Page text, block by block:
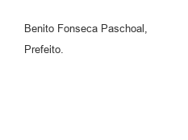
Benito Fonseca Paschoal,
Prefeito.